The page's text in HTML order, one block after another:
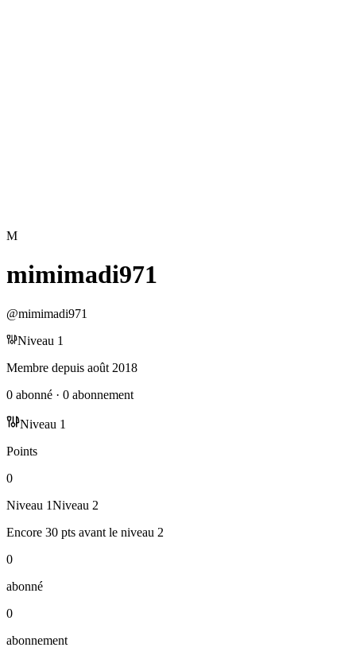
M
mimimadi971
@mimimadi971
Niveau 1
Membre depuis août 2018
0 abonné · 0 abonnement
Niveau 1
Points
0
Niveau 1Niveau 2
Encore 30 pts avant le niveau 2
0
abonné
0
abonnement